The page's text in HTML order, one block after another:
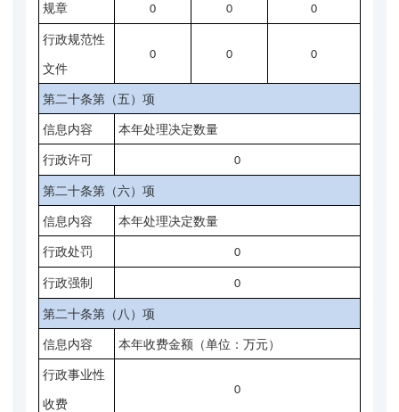
规章 0 0 0
行政规范性
文件
0 0 0
第二十条第（五）项
信息内容 本年处理决定数量
行政许可 0
第二十条第（六）项
信息内容 本年处理决定数量
行政处罚 0
行政强制 0
第二十条第（八）项
信息内容 本年收费金额（单位：万元）
行政事业性
收费
0